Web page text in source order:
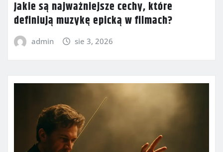
Jakie są najważniejsze cechy, które
definiują muzykę epicką w filmach?
admin sie 3, 2026